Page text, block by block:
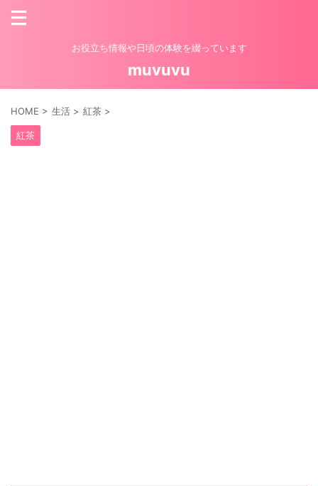
お役立ち情報や日頃の体験を綴っています
muvuvu
HOME > 生活 > 紅茶 >
紅茶